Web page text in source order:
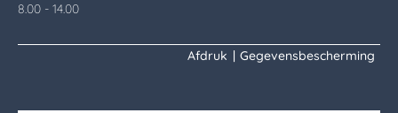
8.00 - 14.00
Afdruk | Gegevensbescherming